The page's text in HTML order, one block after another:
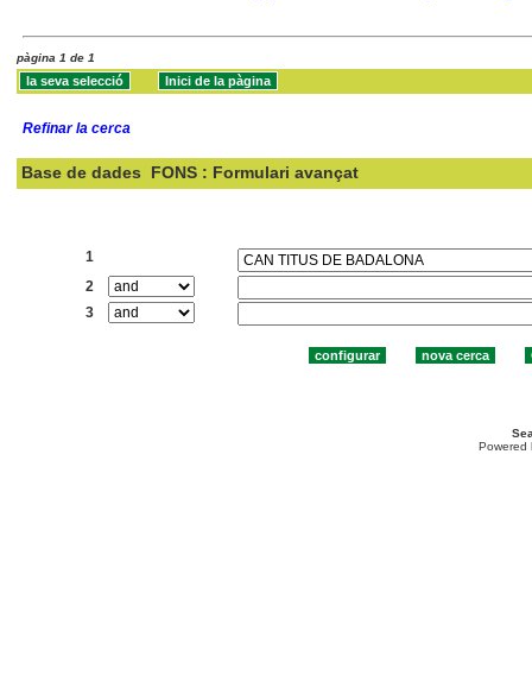
pàgina 1 de 1
Refinar la cerca
Base de dades FONS : Formulari avançat
1
2
3